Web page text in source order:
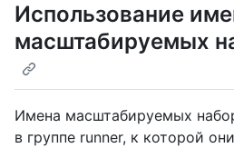
Использование
масштабируемых
Имена масштабируемых
в группе runner, к которой